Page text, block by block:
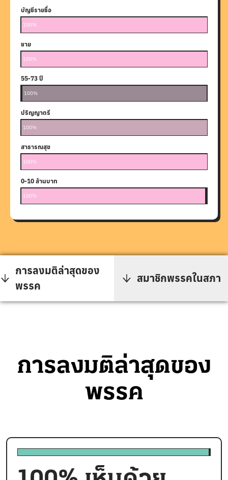
บัญชีรายชื่อ
100%
ชาย
100%
25-38 ปี
39-54 ปี
55-73 ปี
100%
ปริญญาตรี
100%
สาธารณสุข
100%
0-10 ล้านบาท
100%
การลงมติล่าสุดของ
พรรค
สมาชิกพรรคในสภา
การลงมติล่าสุดของ
พรรค